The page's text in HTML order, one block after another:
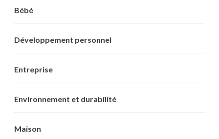
Bébé
Développement personnel
Entreprise
Environnement et durabilité
Maison